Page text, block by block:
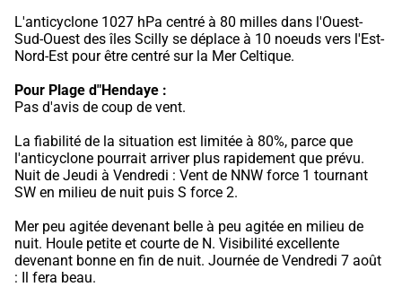
L'anticyclone 1027 hPa centré à 80 milles dans l'Ouest-
Sud-Ouest des îles Scilly se déplace à 10 noeuds vers l'Est-
Nord-Est pour être centré sur la Mer Celtique.
Pour Plage d"Hendaye :
Pas d'avis de coup de vent.
La fiabilité de la situation est limitée à 80%, parce que
l'anticyclone pourrait arriver plus rapidement que prévu.
Nuit de Jeudi à Vendredi : Vent de NNW force 1 tournant
SW en milieu de nuit puis S force 2.
Mer peu agitée devenant belle à peu agitée en milieu de
nuit. Houle petite et courte de N. Visibilité excellente
devenant bonne en fin de nuit. Journée de Vendredi 7 août
: Il fera beau.